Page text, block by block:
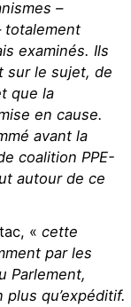
–
totalement
examinés. Ils
sur le sujet, de
que la
en cause.
avant la
coalition PPE-
autour de ce
« cette
par les
Parlement,
qu’expéditif.